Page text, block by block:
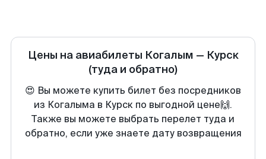
Цены на авиабилеты Когалым — Курск
(туда и обратно)
😍 Вы можете купить билет без посредников
из Когалыма в Курск по выгодной цене🙌.
Также вы можете выбрать перелет туда и
обратно, если уже знаете дату возвращения